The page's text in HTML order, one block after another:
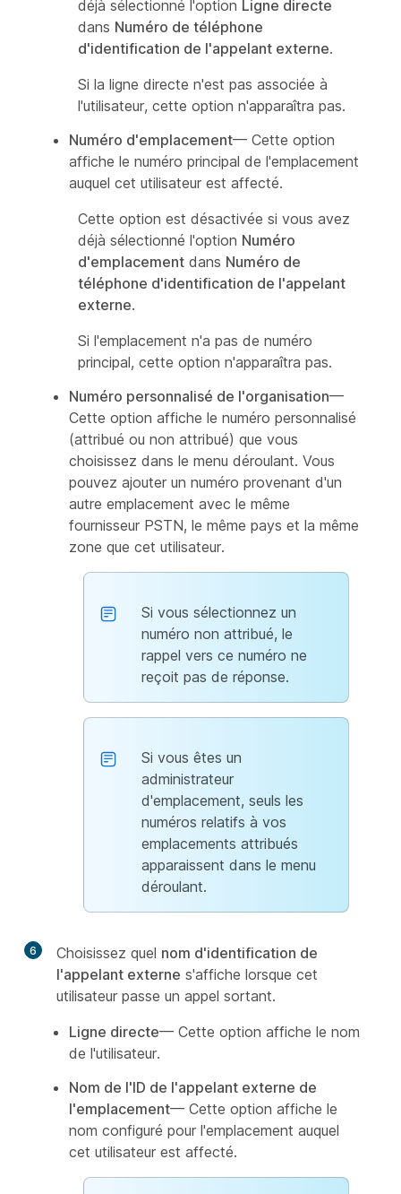
déjà sélectionné l'option Ligne directe
dans Numéro de téléphone
d'identification de l'appelant externe.
Si la ligne directe n'est pas associée à
l'utilisateur, cette option n'apparaîtra pas.
Numéro d'emplacement— Cette option
affiche le numéro principal de l'emplacement
auquel cet utilisateur est affecté.
Cette option est désactivée si vous avez
déjà sélectionné l'option Numéro
d'emplacement dans Numéro de
téléphone d'identification de l'appelant
externe.
Si l'emplacement n'a pas de numéro
principal, cette option n'apparaîtra pas.
Numéro personnalisé de l'organisation—
Cette option affiche le numéro personnalisé
(attribué ou non attribué) que vous
choisissez dans le menu déroulant. Vous
pouvez ajouter un numéro provenant d'un
autre emplacement avec le même
fournisseur PSTN, le même pays et la même
zone que cet utilisateur.
Si vous sélectionnez un
numéro non attribué, le
rappel vers ce numéro ne
reçoit pas de réponse.
Si vous êtes un
administrateur
d'emplacement, seuls les
numéros relatifs à vos
emplacements attribués
apparaissent dans le menu
déroulant.
6 Choisissez quel nom d'identification de
l'appelant externe s'affiche lorsque cet
utilisateur passe un appel sortant.
Ligne directe— Cette option affiche le nom
de l'utilisateur.
Nom de l'ID de l'appelant externe de
l'emplacement— Cette option affiche le
nom configuré pour l'emplacement auquel
cet utilisateur est affecté.